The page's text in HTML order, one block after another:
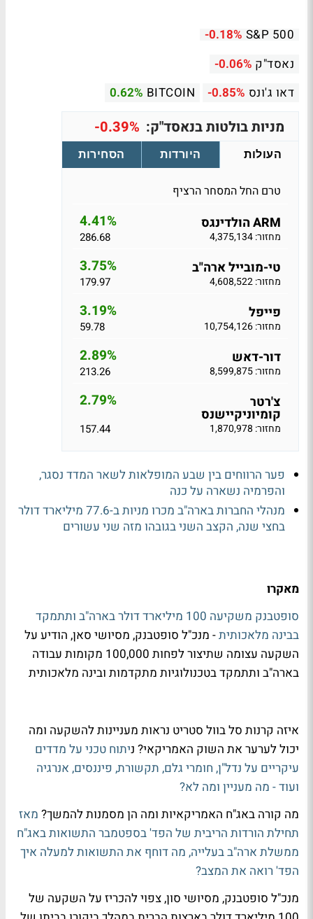
S&P 500
-0.18%
נאסד"ק -0.06%
דאו ג'ונס -0.85%
BITCOIN
0.62%
מניות בולטות בנאסד"ק: -0.39%
העולות היורדות הסחירות
טרם החל המסחר הרציף
ARM הולדינגס 4.41%
מחזור: 4,375,134 286.68
טי-מובייל ארה"ב 3.75%
מחזור: 4,608,522 179.97
פייפל 3.19%
מחזור: 10,754,126 59.78
דור-דאש 2.89%
מחזור: 8,599,875 213.26
צ'רטר
קומיוניקיישנס
2.79%
מחזור: 1,870,978 157.44
פער הרווחים בין שבע המופלאות לשאר המדד נסגר,
והפרמיה נשארה על כנה
מנהלי החברות בארה"ב מכרו מניות ב-77.6 מיליארד דולר
בחצי שנה, הקצב השני בגובהו מזה שני עשורים
מאקרו
סופטבנק משקיעה 100 מיליארד דולר בארה"ב ותתמקד
בבינה מלאכותית- מנכ"ל סופטבנק, מסיושי סאן, הודיע על
השקעה עצומה שתיצור לפחות 100,000 מקומות עבודה
בארה"ב ותתמקד בטכנולוגיות מתקדמות ובינה מלאכותית
איזה קרנות סל בוול סטריט נראות מעניינות להשקעה ומה
יכול לערער את השוק האמריקאי? ניתוח טכני על מדדים
עיקריים על נדל"ן, חומרי גלם, תקשורת, פיננסים, אנרגיה
ועוד - מה מעניין ומה לא?
מה קורה באג"ח האמריקאיות ומה הן מסמנות להמשך? מאז
תחילת הורדות הריבית של הפד' בספטמבר התשואות באג"ח
ממשלת ארה"ב בעלייה, מה דוחף את התשואות למעלה איך
הפד' רואה את המצב?
מנכ"ל סופטבנק, מסיושי סון, צפוי להכריז על השקעה של